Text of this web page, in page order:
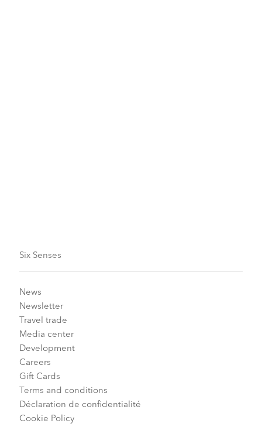
Six Senses
News
Newsletter
Travel trade
Media center
Development
Careers
Gift Cards
Terms and conditions
Déclaration de confidentialité
Cookie Policy